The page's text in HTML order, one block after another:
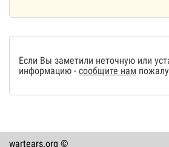
Если Вы заметили неточную или
информацию - сообщите нам
wartears.org ©